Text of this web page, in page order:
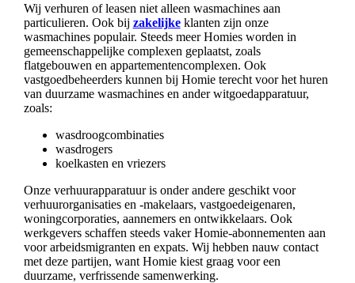
Wij verhuren of leasen niet alleen wasmachines aan
particulieren. Ook bij zakelijkeklanten zijn onze
wasmachines populair. Steeds meer Homies worden in
gemeenschappelijke complexen geplaatst, zoals
flatgebouwen en appartementencomplexen. Ook
vastgoedbeheerders kunnen bij Homie terecht voor het huren
van duurzame wasmachines en ander witgoedapparatuur,
zoals:
wasdroogcombinaties
wasdrogers
koelkasten en vriezers
Onze verhuurapparatuur is onder andere geschikt voor
verhuurorganisaties en -makelaars, vastgoedeigenaren,
woningcorporaties, aannemers en ontwikkelaars. Ook
werkgevers schaffen steeds vaker Homie-abonnementen aan
voor arbeidsmigranten en expats. Wij hebben nauw contact
met deze partijen, want Homie kiest graag voor een
duurzame, verfrissende samenwerking.